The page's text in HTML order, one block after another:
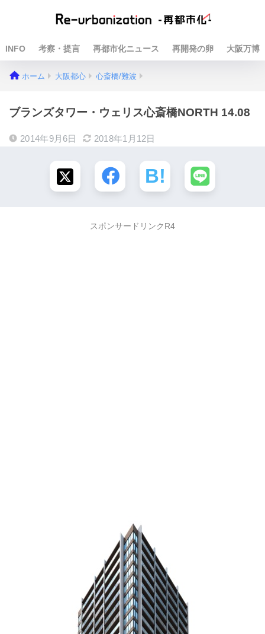
INFO 考察・提言 再都市化ニュース 再開発の卵 大阪万博
ホーム 大阪都心 心斎橋/難波
ブランズタワー・ウェリス心斎橋NORTH 14.08
2014年9月6日 2018年1月12日
スポンサードリンクR4